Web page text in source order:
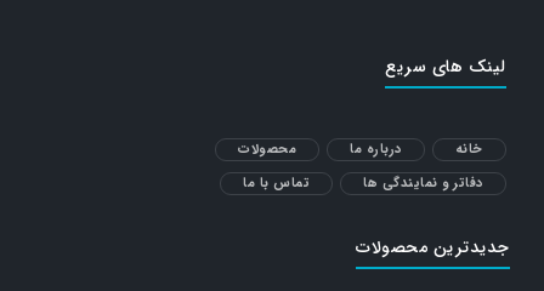
لینک های سریع
خانه درباره ما
محصولات
دفاتر و نمایندگی ها
تماس با ما
جدیدترین محصولات